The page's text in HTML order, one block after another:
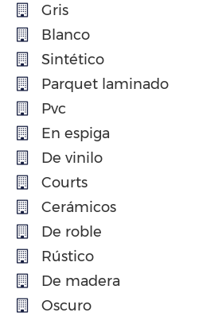
Gris
Blanco
Sintético
Parquet laminado
Pvc
En espiga
De vinilo
Courts
Cerámicos
De roble
Rústico
De madera
Oscuro